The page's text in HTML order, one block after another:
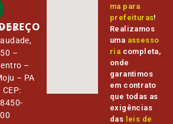
Da
–
–
– PA
CEP:
ma para
prefeituras!
Realizamos
uma assesso
ria completa,
onde
garantimos
em contrato
que todas as
exigências
das leis de